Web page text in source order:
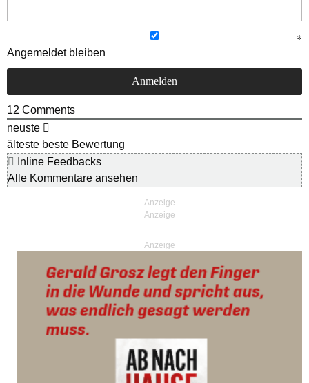
Angemeldet bleiben
12 Comments
neuste
älteste beste Bewertung
Inline Feedbacks
Alle Kommentare ansehen
Anzeige